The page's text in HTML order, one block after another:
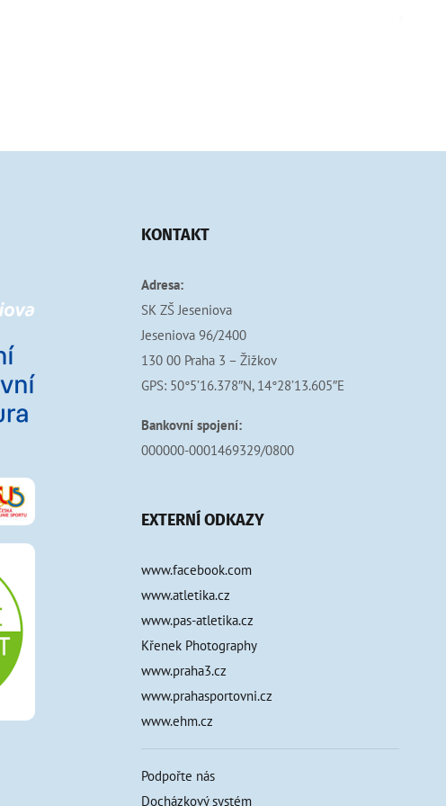
KONTAKT
Adresa:
SK ZŠ Jeseniova
Jeseniova 96/2400
130 00 Praha 3 – Žižkov
GPS: 50°5’16.378″N, 14°28’13.605″E
Bankovní spojení:
000000-0001469329/0800
EXTERNÍ ODKAZY
www.facebook.com
www.atletika.cz
www.pas-atletika.cz
Křenek Photography
www.praha3.cz
www.prahasportovni.cz
www.ehm.cz
Podpořte nás
Docházkový systém